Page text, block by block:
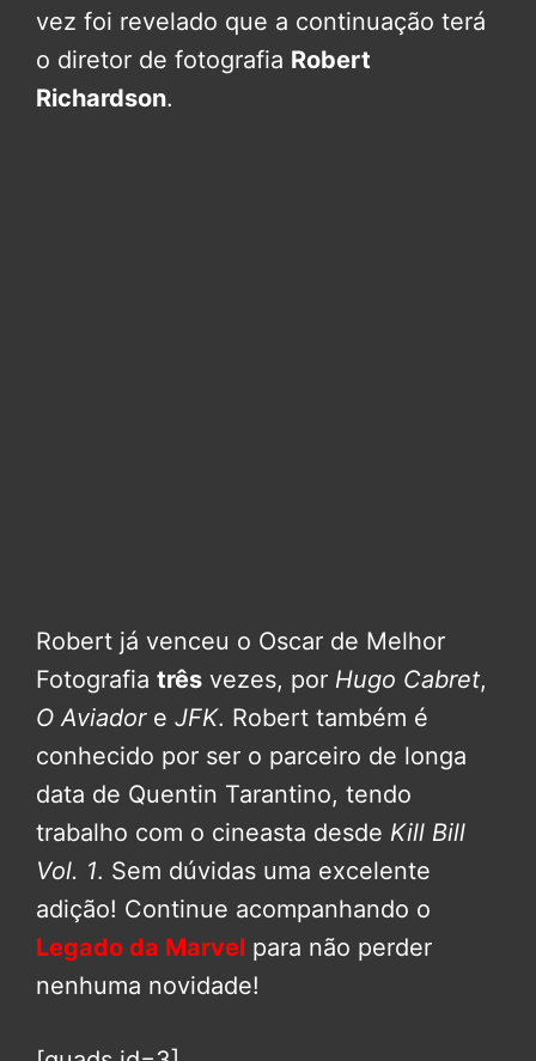
vez foi revelado que a continuação terá
o diretor de fotografia Robert
Richardson.
Robert já venceu o Oscar de Melhor
Fotografia três vezes, por Hugo Cabret,
O Aviadore JFK. Robert também é
conhecido por ser o parceiro de longa
data de Quentin Tarantino, tendo
trabalho com o cineasta desde Kill Bill
Vol. 1. Sem dúvidas uma excelente
adição! Continue acompanhando o
Legado da Marvel para não perder
nenhuma novidade!